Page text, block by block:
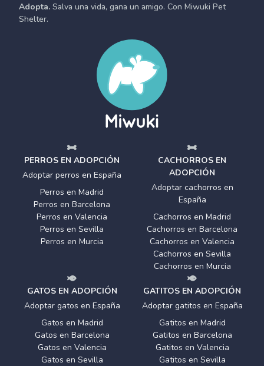
Adopta. Salva una vida, gana un amigo. Con Miwuki Pet
Shelter.
PERROS EN ADOPCIÓN
Adoptar perros en España
Perros en Madrid
Perros en Barcelona
Perros en Valencia
Perros en Sevilla
Perros en Murcia
CACHORROS EN
ADOPCIÓN
Adoptar cachorros en
España
Cachorros en Madrid
Cachorros en Barcelona
Cachorros en Valencia
Cachorros en Sevilla
Cachorros en Murcia
GATOS EN ADOPCIÓN
Adoptar gatos en España
Gatos en Madrid
Gatos en Barcelona
Gatos en Valencia
Gatos en Sevilla
GATITOS EN ADOPCIÓN
Adoptar gatitos en España
Gatitos en Madrid
Gatitos en Barcelona
Gatitos en Valencia
Gatitos en Sevilla